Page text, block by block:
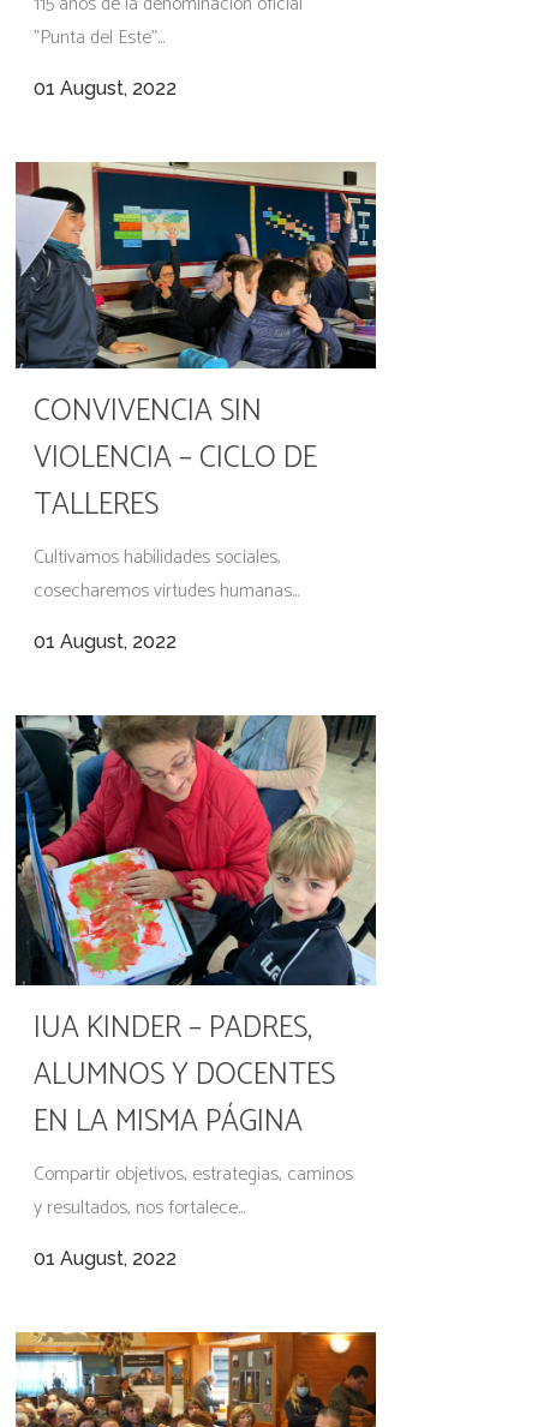
"Punta del Este"...
01 August, 2022
CONVIVENCIA SIN
VIOLENCIA – CICLO DE
TALLERES
Cultivamos habilidades sociales,
cosecharemos virtudes humanas...
01 August, 2022
IUA KINDER – PADRES,
ALUMNOS Y DOCENTES
EN LA MISMA PÁGINA
Compartir objetivos, estrategias, caminos
y resultados, nos fortalece...
01 August, 2022